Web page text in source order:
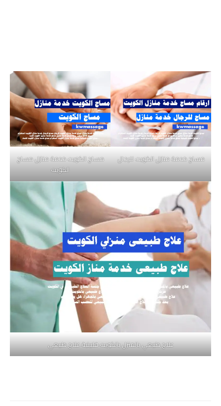
مساج خدمة منازل الكويت للرجال
مساج الكويت خدمة منازل مساج
الكويت
علاج طبيعي بالمنزل بالكويت فلبينية علاج طبيعي